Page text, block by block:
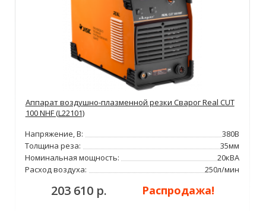
Аппарат воздушно-плазменной резки Сварог Real CUT
100 NHF (L22101)
Напряжение, В:
380В
Толщина реза:
35мм
Номинальная мощность:
20кВА
Расход воздуха:
250л/мин
203 610 р. Распродажа!